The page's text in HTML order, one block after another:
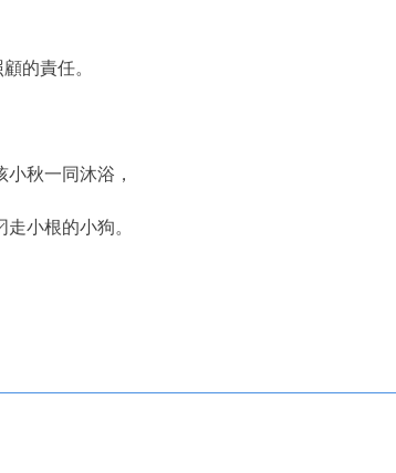
的責任。
秋一同沐浴，
小根的小狗。